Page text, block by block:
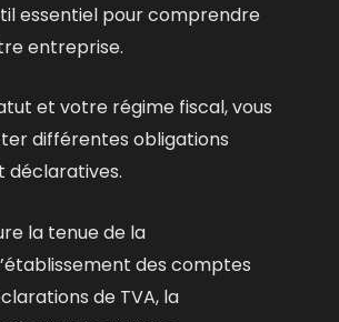
essentiel pour comprendre
entreprise.
et votre régime fiscal, vous
différentes obligations
la tenue de la
des comptes
de TVA, la